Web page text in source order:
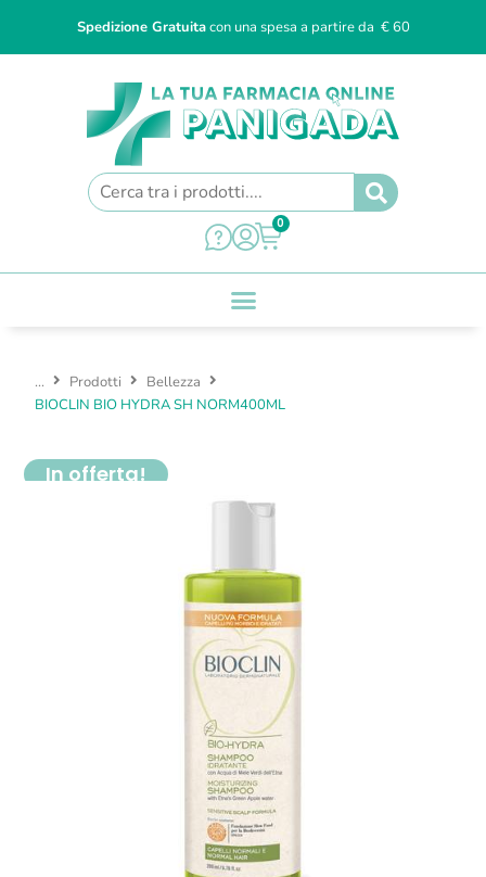
Spedizione Gratuitacon una spesa a partire da € 60
0
... Prodotti
Bellezza
BIOCLIN BIO HYDRA SH NORM400ML
In offerta!